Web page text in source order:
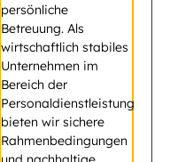
persönliche
Betreuung. Als
wirtschaftlich stabiles
Unternehmen im
Bereich der
Personaldienstleistung
bieten wir sichere
Rahmenbedingungen